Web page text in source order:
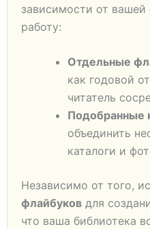
зависимости от вашей
работу:
Отдельные
как годовой
читатель
Подобранные
объединить
каталоги и
Независимо от того,
флайбуков для
что ваша библиотека